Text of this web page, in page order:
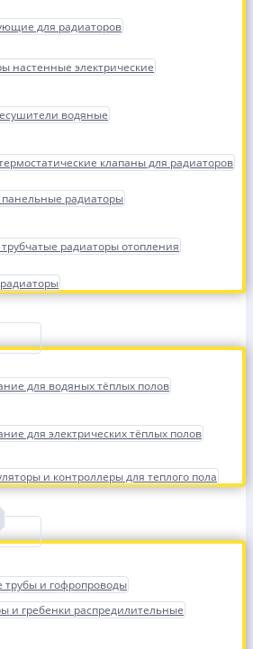
для радиаторов
настенные электрические
водяные
клапаны для радиаторов
радиаторы
радиаторы отопления
для водяных тёплых полов
для электрических тёплых полов
и контроллеры для теплого пола
и гофропроводы
и гребенки распредилительные